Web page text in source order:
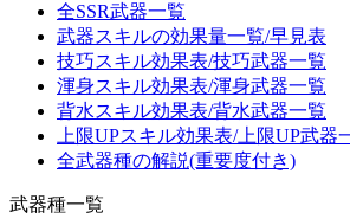
全SSR武器一覧
武器スキルの効果量一覧/早見表
技巧スキル効果表/技巧武器一覧
渾身スキル効果表/渾身武器一覧
背水スキル効果表/背水武器一覧
上限UPスキル効果表/上限UP武器
全武器種の解説(重要度付き)
武器種一覧